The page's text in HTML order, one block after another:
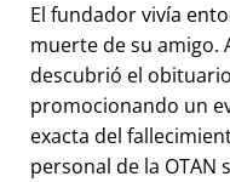
El fundador vivía
muerte de su amigo.
descubrió el
promocionando un
exacta del
personal de la OTAN